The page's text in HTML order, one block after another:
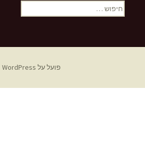
חיפוש:
פועל על WordPress